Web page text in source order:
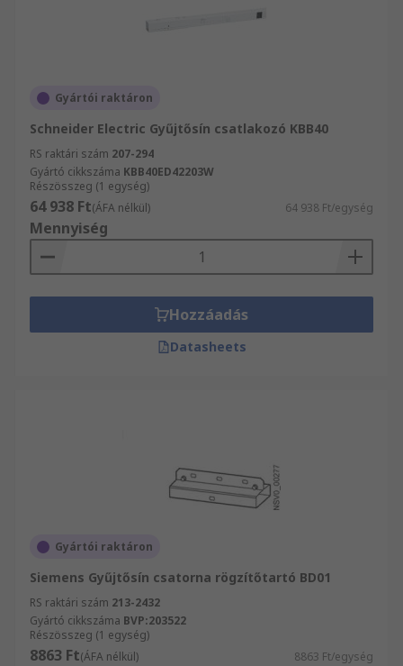
Gyártói raktáron
Schneider Electric Gyűjtősín csatlakozó KBB40
RS raktári szám 207-294
Gyártó cikkszáma KBB40ED42203W
Részösszeg (1 egység)
64 938 Ft(ÁFA nélkül) 64 938 Ft/egység
Mennyiség
Hozzáadás
Datasheets
Gyártói raktáron
Siemens Gyűjtősín csatorna rögzítőtartó BD01
RS raktári szám 213-2432
Gyártó cikkszáma BVP:203522
Részösszeg (1 egység)
8863 Ft(ÁFA nélkül) 8863 Ft/egység